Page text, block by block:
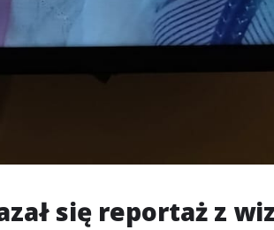
się reportaż z